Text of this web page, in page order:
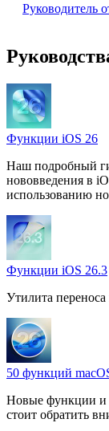
Руководитель
Функции iOS 26
Наш подробный
нововведения в
использованию
Функции iOS 26.3
Утилита
50 функций
Новые функции и
стоит обратить